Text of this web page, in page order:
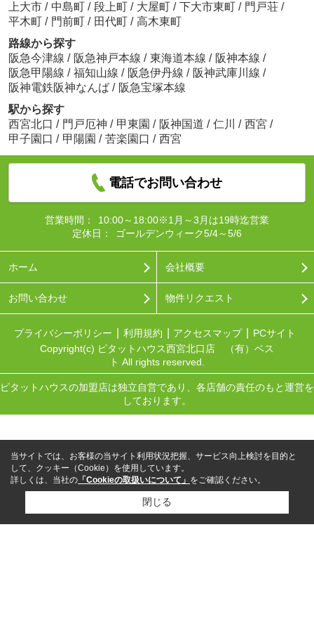
上大市 / 中島町 / 段上町 / 大屋町 / 下大市東町 / 門戸荘 /
平木町 / 門前町 / 田代町 / 高木東町
路線から探す
阪急今津線 / 阪急神戸本線 / 東海道本線 / 阪神本線 /
阪急甲陽線 / 福知山線 / 阪急伊丹線 / 阪神武庫川線 /
阪神電鉄阪神なんば / 阪急宝塚本線
駅から探す
西宮北口 / 門戸厄神 / 甲東園 / 阪神国道 / 仁川 / 西宮 /
甲子園口 / 甲陽園 / 苦楽園口 / 西宮
電話でお問い合わせ
営業時間：
10:00～18:00※1月～3月は19時迄営業
定休日：
ゴールデンウィーク5/4～5/6
ホーム 会社概要
お問い合わせ 物件リクエスト
プライバシーポリシー 利用規約 アクセスマップ
PCサイト
Copyright(c) ピタットハウス西宮北口店 （有）ベス
ト All rights reserved.
ピタットハウスの加盟店は独立自営であり、各店舗の責任のもと運営を
しております。
当サイトでは、お客様の当サイト利用状況把握、サービス向上検討を目的と
して、クッキー（Cookie）を使用しています。
詳しくは、当社の 「Cookieの取扱いについて」 をご確認ください。
閉じる